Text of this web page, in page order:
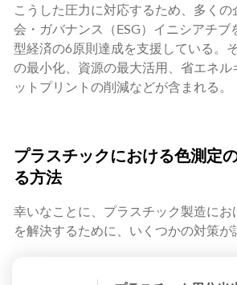
こうした圧力に対応するため、多く
会・ガバナンス（ESG）イニシアチブ
型経済の6原則達成を支援している。
の最小化、資源の最大活用、省エネル
ットプリントの削減などが含まれる。
プラスチックにおける色測定
る方法
幸いなことに、プラスチック製造にお
を解決するために、いくつかの対策が